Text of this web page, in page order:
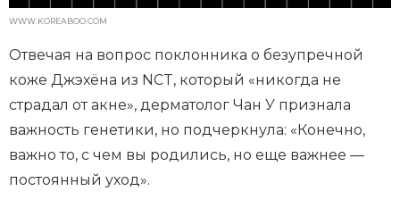
WWW.KOREABOO.COM
Отвечая на вопрос поклонника о безупречной
коже Джэхёна из NCT, который «никогда не
страдал от акне», дерматолог Чан У признала
важность генетики, но подчеркнула: «Конечно,
важно то, с чем вы родились, но еще важнее —
постоянный уход».